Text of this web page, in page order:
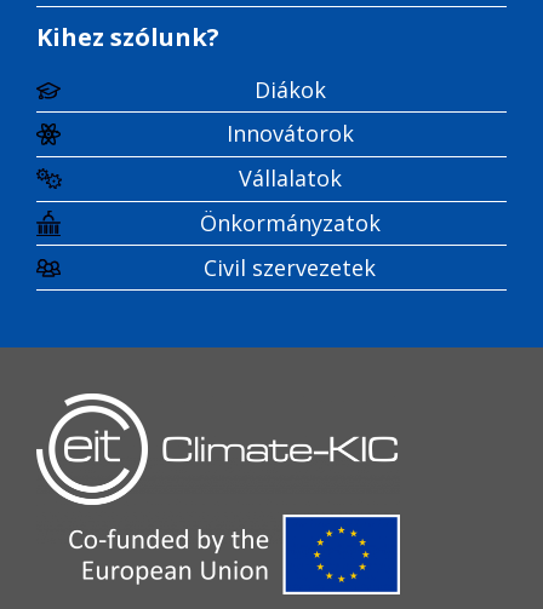
Kihez szólunk?
Diákok
Innovátorok
Vállalatok
Önkormányzatok
Civil szervezetek